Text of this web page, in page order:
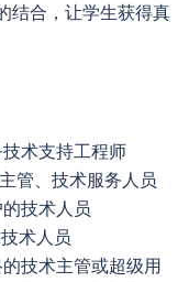
结合，让学生获得真
术支持工程师
管、技术服务人员
技术人员
术人员
技术主管或超级用